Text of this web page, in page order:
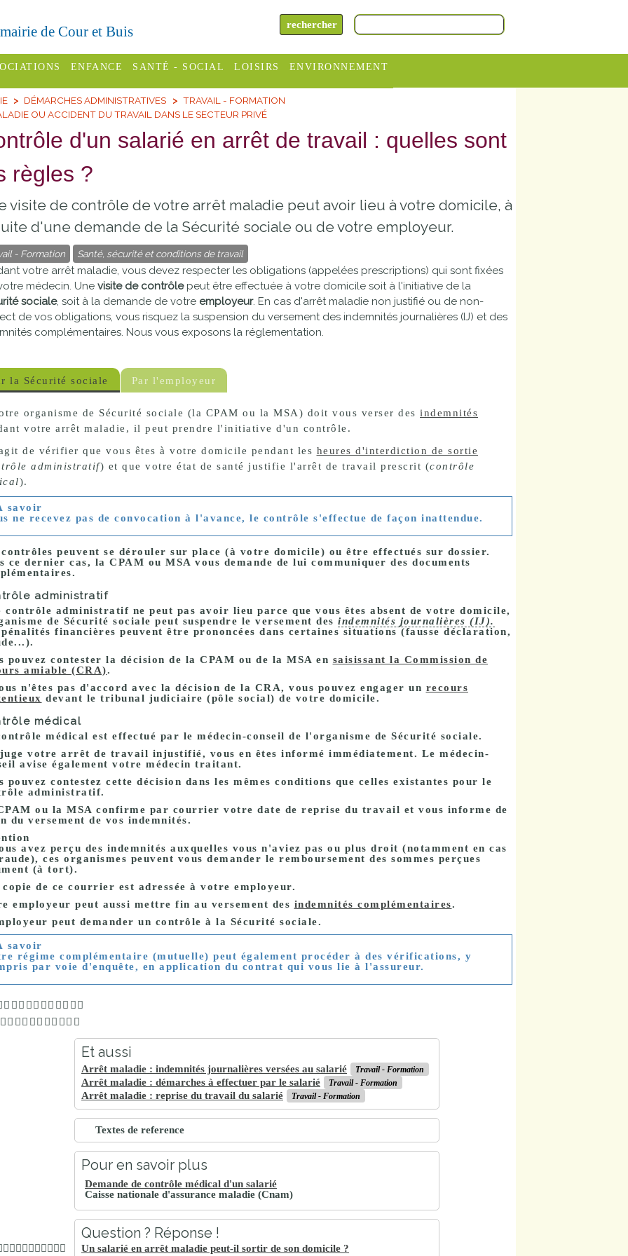
de Cour et Buis
des
des
ENFANCE
Assistantes
assistante
Pôle petite
enfance
Etablissements
scolaires
publics
Établissements
privés
SANTÉ - SOCIAL
Centres
Conseil
Le SSIAD
des Trois
Rivières
LOISIRS
Campings
Offices
Cinémas
Sélection
d'activité
proches de
découvrir
et
s'amuser
ENVIRONNEMENT
SITCOM
DÉMARCHES ADMINISTRATIVES
TRAVAIL - FORMATION
OU ACCIDENT DU TRAVAIL DANS LE SECTEUR PRIVÉ
d'un salarié en arrêt de travail : quelles sont
règles ?
visite de contrôle de votre arrêt maladie peut avoir lieu à votre domicile, à
d'une demande de la Sécurité sociale ou de votre employeur.
- Formation Santé, sécurité et conditions de travail
votre arrêt maladie, vous devez respecter les obligations (appelées prescriptions) qui sont fixées
médecin. Une visite de contrôlepeut être effectuée à votre domicile soit à l'initiative de la
sociale, soit à la demande de votre employeur. En cas d'arrêt maladie non justifié ou de non-
de vos obligations, vous risquez la suspension du versement des indemnités journalières (IJ) et des
complémentaires. Nous vous exposons la réglementation.
la Sécurité sociale Par l'employeur
organisme de Sécurité sociale (la CPAM ou la MSA) doit vous verser des indemnités
votre arrêt maladie, il peut prendre l'initiative d'un contrôle.
de vérifier que vous êtes à votre domicile pendant les heures d'interdiction de sortie
administratif) et que votre état de santé justifie l'arrêt de travail prescrit (contrôle
).
savoir
ne recevez pas de convocation à l'avance, le contrôle s'effectue de façon inattendue.
contrôles peuvent se dérouler sur place (à votre domicile) ou être effectués sur dossier.
ce dernier cas, la CPAM ou MSA vous demande de lui communiquer des documents
administratif
contrôle administratif ne peut pas avoir lieu parce que vous êtes absent de votre domicile,
de Sécurité sociale peut suspendre le versement des indemnités journalières (IJ).
pénalités financières peuvent être prononcées dans certaines situations (fausse déclaration,
pouvez contester la décision de la CPAM ou de la MSA en saisissant la Commission de
amiable (CRA).
n'êtes pas d'accord avec la décision de la CRA, vous pouvez engager un recours
devant le tribunal judiciaire (pôle social) de votre domicile.
médical
médical est effectué par le médecin-conseil de l'organisme de Sécurité sociale.
votre arrêt de travail injustifié, vous en êtes informé immédiatement. Le médecin-
avise également votre médecin traitant.
pouvez contestez cette décision dans les mêmes conditions que celles existantes pour le
administratif.
ou la MSA confirme par courrier votre date de reprise du travail et vous informe de
du versement de vos indemnités.
avez perçu des indemnités auxquelles vous n'aviez pas ou plus droit (notamment en cas
ces organismes peuvent vous demander le remboursement des sommes perçues
(à tort).
copie de ce courrier est adressée à votre employeur.
employeur peut aussi mettre fin au versement des indemnités complémentaires.
peut demander un contrôle à la Sécurité sociale.
savoir
régime complémentaire (mutuelle) peut également procéder à des vérifications, y
par voie d'enquête, en application du contrat qui vous lie à l'assureur.
Et aussi
Arrêt maladie : indemnités journalières versées au salarié Travail - Formation
Arrêt maladie : démarches à effectuer par le salarié Travail - Formation
Arrêt maladie : reprise du travail du salarié Travail - Formation
Textes de reference
Pour en savoir plus
Demande de contrôle médical d'un salarié
Caisse nationale d'assurance maladie (Cnam)
Question ? Réponse !
Un salarié en arrêt maladie peut-il sortir de son domicile ?